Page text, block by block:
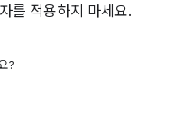
를 적용하지 마세요.
?